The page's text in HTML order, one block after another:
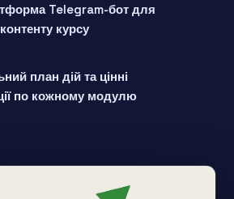
Telegram-бот для
курсу
план дій та цінні
по кожному модулю